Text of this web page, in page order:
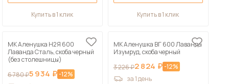
Купить в 1 клик Купить в 1 клик
МК Аленушка Н2Я 600
Лаванда Сталь, скоба черный
(без столешницы)
6 780 ₽5 934 ₽-12%
МК Аленушка ВГ 600 Лаванда
Изумруд, скоба черный
3 226 ₽2 824 ₽-12%
за 1 день